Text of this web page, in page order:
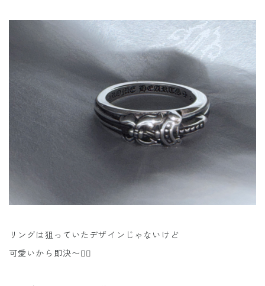
リングは狙っていたデザインじゃないけど
可愛いから即決〜✊🏻